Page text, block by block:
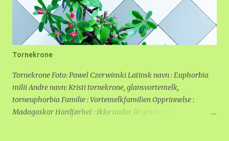
Tornekrone
Tornekrone Foto: Pawel Czerwinski Latinsk navn : Euphorbia
milii Andre navn: Kristi tornekrone, glansvortemelk,
torneuphorbia Familie : Vortemelkfamilien Opprinnelse :
Madagaskar Hardførhet : Ikke under 10 grader Utseende: